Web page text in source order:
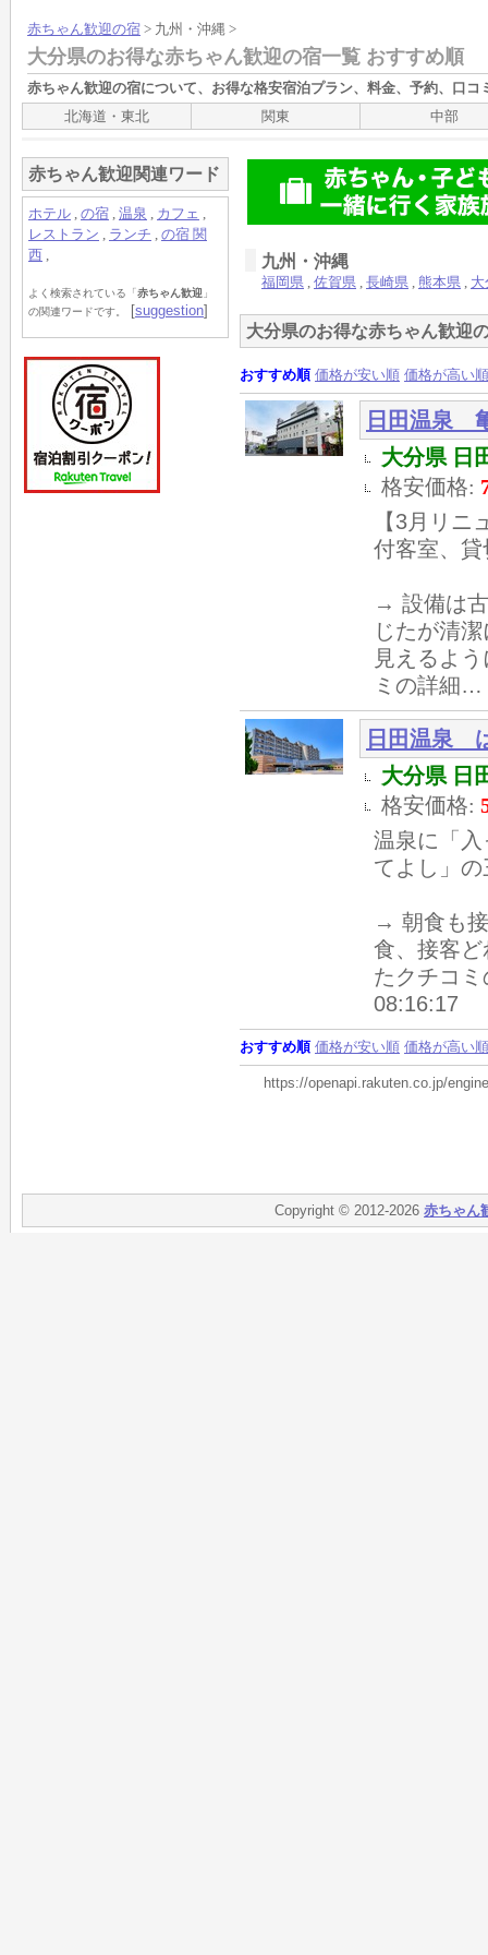
赤ちゃん歓迎の宿 > 九州・沖縄 >
大分県のお得な赤ちゃん歓迎の宿一覧 おすすめ順
赤ちゃん歓迎の宿について、お得な格安宿泊プラン、料金、予約、口
北海道・東北
関東 中部
九州・沖縄
福岡県 , 佐賀県 , 長崎県 , 熊本県 , 大
大分県のお得な赤ちゃん歓迎
おすすめ順 価格が安い順 価格が高い順
日田温泉
大分県 日
格安価格:
【3月リ
付客室、
→ 設備は
じたが清
見えるよ
ミの詳細…
日田温泉
大分県 日
格安価格:
温泉に「
てよし」
→ 朝食も
食、接客
たクチコ
08:16:17
おすすめ順 価格が安い順 価格が高い順
https://openapi.rakuten.co.jp/
赤ちゃん歓迎関連ワード
ホテル , の宿 , 温泉 , カフェ ,
レストラン , ランチ , の宿 関
西 ,
よく検索されている「赤ちゃん歓迎 」
の関連ワードです。
[suggestion]
Copyright © 2012-2026 赤ちゃん